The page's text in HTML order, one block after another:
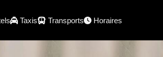
Taxis Transports Horaires